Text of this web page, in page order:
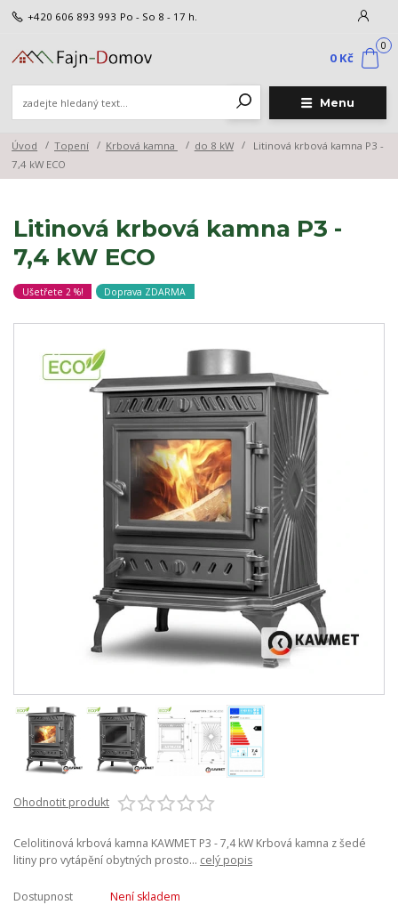
Menu
+420 606 893 993 Po - So 8 - 17 h.
0
0 Kč
Úvod Topení Krbová kamna do 8 kW
Litinová krbová kamna P3 -
7,4 kW ECO
Litinová krbová kamna P3 -
7,4 kW ECO
Ušetřete 2 %! Doprava ZDARMA
Ohodnotit produkt
Celolitinová krbová kamna KAWMET P3 - 7,4 kW Krbová kamna z šedé
litiny pro vytápění obytných prosto... celý popis
Dostupnost Není skladem